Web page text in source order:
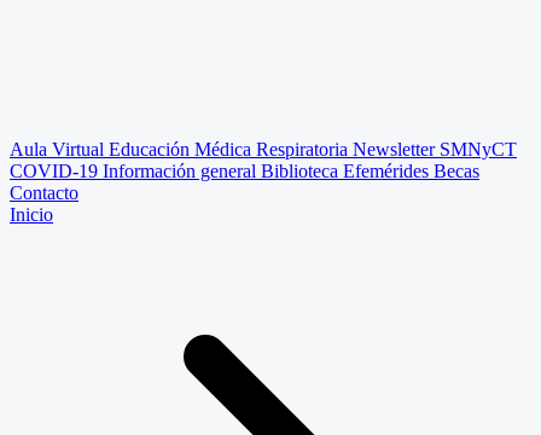
Aula Virtual Educación Médica Respiratoria Newsletter SMNyCT
COVID-19 Información general Biblioteca Efemérides Becas
Contacto
Inicio